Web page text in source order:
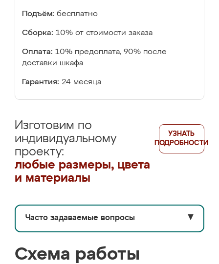
Подъём: бесплатно
Сборка: 10% от стоимости заказа
Оплата: 10% предоплата, 90% после
доставки шкафа
Гарантия: 24 месяца
Изготовим по
индивидуальному
проекту:
любые размеры, цвета
и материалы
УЗНАТЬ
ПОДРОБНОСТИ
Часто задаваемые вопросы ▼
Схема работы